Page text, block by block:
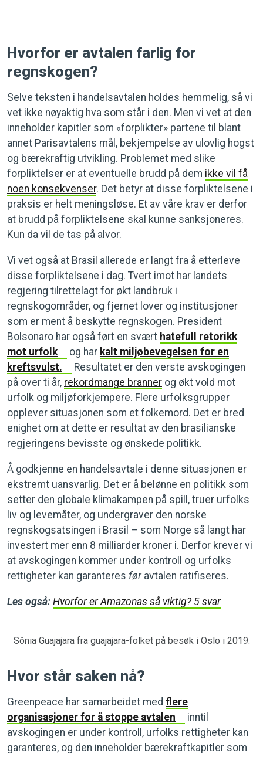
Hvorfor er avtalen farlig for
regnskogen?
Selve teksten i handelsavtalen holdes hemmelig, så vi
vet ikke nøyaktig hva som står i den. Men vi vet at den
inneholder kapitler som «forplikter» partene til blant
annet Parisavtalens mål, bekjempelse av ulovlig hogst
og bærekraftig utvikling. Problemet med slike
forpliktelser er at eventuelle brudd på dem ikke vil få
noen konsekvenser. Det betyr at disse forpliktelsene i
praksis er helt meningsløse. Et av våre krav er derfor
at brudd på forpliktelsene skal kunne sanksjoneres.
Kun da vil de tas på alvor.
Vi vet også at Brasil allerede er langt fra å etterleve
disse forpliktelsene i dag. Tvert imot har landets
regjering tilrettelagt for økt landbruk i
regnskogområder, og fjernet lover og institusjoner
som er ment å beskytte regnskogen. President
Bolsonaro har også ført en svært hatefull retorikk
mot urfolk
og har kalt miljøbevegelsen for en
kreftsvulst.
Resultatet er den verste avskogingen
på over ti år, rekordmange branner og økt vold mot
urfolk og miljøforkjempere. Flere urfolksgrupper
opplever situasjonen som et folkemord. Det er bred
enighet om at dette er resultat av den brasilianske
regjeringens bevisste og ønskede politikk.
Å godkjenne en handelsavtale i denne situasjonen er
ekstremt uansvarlig. Det er å belønne en politikk som
setter den globale klimakampen på spill, truer urfolks
liv og levemåter, og undergraver den norske
regnskogsatsingen i Brasil – som Norge så langt har
investert mer enn 8 milliarder kroner i. Derfor krever vi
at avskogingen kommer under kontroll og urfolks
rettigheter kan garanteres føravtalen ratifiseres.
Les også: Hvorfor er Amazonas så viktig? 5 svar
Sônia Guajajara fra guajajara-folket på besøk i Oslo i 2019.
Hvor står saken nå?
Greenpeace har samarbeidet med flere
organisasjoner for å stoppe avtalen
inntil
avskogingen er under kontroll, urfolks rettigheter kan
garanteres, og den inneholder bærekraftkapitler som